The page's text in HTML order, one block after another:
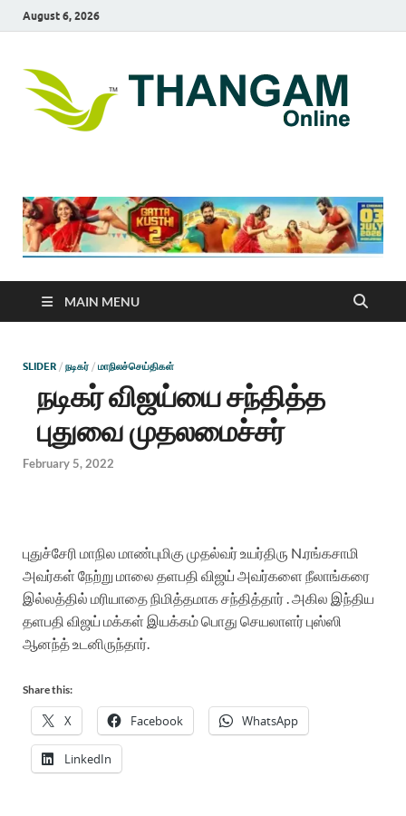
August 6, 2026
MAIN MENU
SLIDER / நடிகர் / மாநிலச்செய்திகள்
நடிகர் விஜய்யை சந்தித்த
புதுவை முதலமைச்சர்
February 5, 2022
புதுச்சேரி மாநில மாண்புமிகு முதல்வர் உயர்திரு N.ரங்கசாமி
அவர்கள் நேற்று மாலை தளபதி விஜய் அவர்களை நீலாங்கரை
இல்லத்தில் மரியாதை நிமித்தமாக சந்தித்தார் . அகில இந்திய
தளபதி விஜய் மக்கள் இயக்கம் பொது செயலாளர் புஸ்ஸி
ஆனந்த் உடனிருந்தார்.
Share this:
X Facebook WhatsApp
LinkedIn